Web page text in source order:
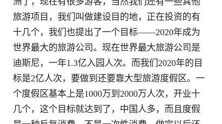
旅游项目，我们叫做建设目的地，正在投资的有
十几个，我们也提出了一个目标——2020年成为
世界最大的旅游公司。现在世界最大旅游公司是
迪斯尼，一年1.3亿入园人次。而我们2020年的目
标是2亿人次，要做到还要靠大型旅游度假区。一
个度假区基本上是1000万到2000万人次，开业十
几个，这个目标就达到了，中国人多，而且度假